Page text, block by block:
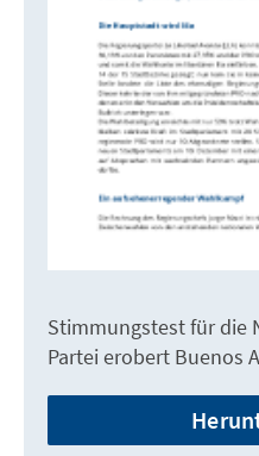
Stimmungstest für die
Partei erobert Buenos